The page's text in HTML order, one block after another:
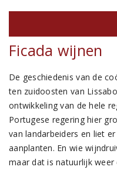
Ficada wijnen
De geschiedenis van de
ten zuidoosten van
ontwikkeling van de hele
Portugese regering hier
van landarbeiders en liet
aanplanten. En wie
maar dat is natuurlijk